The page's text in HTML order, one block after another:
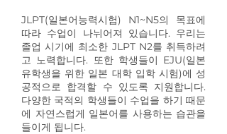
JLPT(일본어능력시험) N1~N5의 목표에
따라 수업이 나뉘어져 있습니다. 우리는
졸업 시기에 최소한 JLPT N2를 취득하려
고 노력합니다. 또한 학생들이 EJU(일본
유학생을 위한 일본 대학 입학 시험)에 성
공적으로 합격할 수 있도록 지원합니다.
다양한 국적의 학생들이 수업을 하기 때문
에 자연스럽게 일본어를 사용하는 습관을
들이게 됩니다.